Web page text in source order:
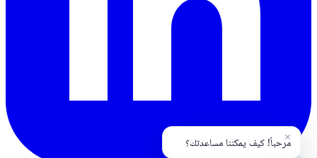
مرحباً! كيف يمكننا مساعدتك؟
×